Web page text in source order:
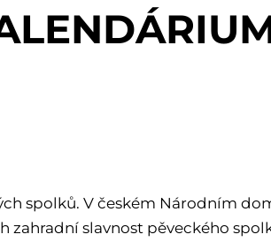
spolků. V českém Národním
zahradní slavnost pěveckého